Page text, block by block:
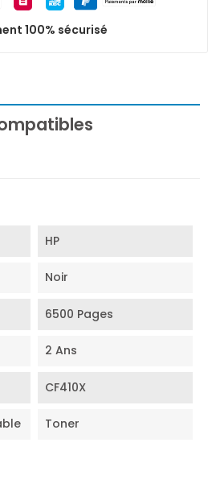
100% sécurisé
HP
Noir
6500 Pages
2 Ans
CF410X
Toner